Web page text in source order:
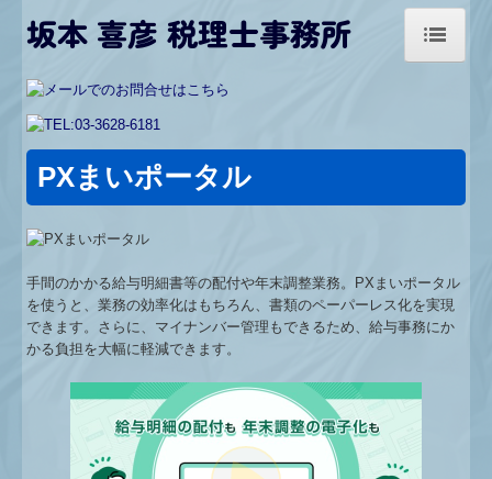
トップページ
事務所紹介
経営理念
アクセス
業務案内
料金について
リンク集
坂本 喜彦 税理士事務所
PXまいポータル
手間のかかる給与明細書等の配付や年末調整業務。PXまいポータル
を使うと、業務の効率化はもちろん、書類のペーパーレス化を実現
できます。さらに、マイナンバー管理もできるため、給与事務にか
かる負担を大幅に軽減できます。